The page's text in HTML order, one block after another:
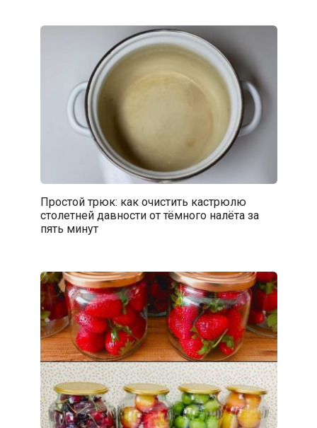
Простой трюк: как очистить кастрюлю
столетней давности от тёмного налёта за
пять минут